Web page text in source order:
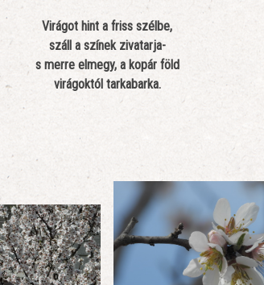
Virágot hint a friss szélbe,
száll a színek zivatarja-
s merre elmegy, a kopár föld
virágoktól tarkabarka.